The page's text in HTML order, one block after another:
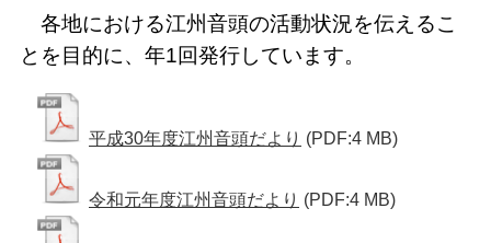
各地における江州音頭の活動状況を伝えるこ
とを目的に、年1回発行しています。
平成30年度江州音頭だより (PDF:4 MB)
令和元年度江州音頭だより (PDF:4 MB)